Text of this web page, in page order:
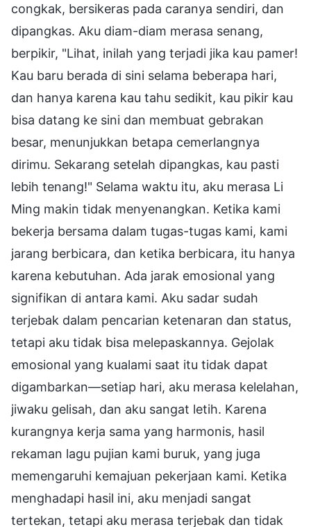
congkak, bersikeras pada caranya sendiri, dan
dipangkas. Aku diam-diam merasa senang,
berpikir, "Lihat, inilah yang terjadi jika kau pamer!
Kau baru berada di sini selama beberapa hari,
dan hanya karena kau tahu sedikit, kau pikir kau
bisa datang ke sini dan membuat gebrakan
besar, menunjukkan betapa cemerlangnya
dirimu. Sekarang setelah dipangkas, kau pasti
lebih tenang!" Selama waktu itu, aku merasa Li
Ming makin tidak menyenangkan. Ketika kami
bekerja bersama dalam tugas-tugas kami, kami
jarang berbicara, dan ketika berbicara, itu hanya
karena kebutuhan. Ada jarak emosional yang
signifikan di antara kami. Aku sadar sudah
terjebak dalam pencarian ketenaran dan status,
tetapi aku tidak bisa melepaskannya. Gejolak
emosional yang kualami saat itu tidak dapat
digambarkan—setiap hari, aku merasa kelelahan,
jiwaku gelisah, dan aku sangat letih. Karena
kurangnya kerja sama yang harmonis, hasil
rekaman lagu pujian kami buruk, yang juga
memengaruhi kemajuan pekerjaan kami. Ketika
menghadapi hasil ini, aku menjadi sangat
tertekan, tetapi aku merasa terjebak dan tidak